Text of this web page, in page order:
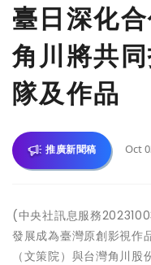
臺日深化
角川將共
隊及作品
推廣新聞稿 Oct
(中央社訊息服務
發展成為臺灣原創影視作
（文策院）與台灣角川